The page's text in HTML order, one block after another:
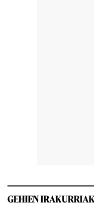
GEHIEN IRAKURRIAK